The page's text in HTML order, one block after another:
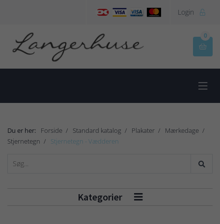
Login 

0

Du er her: Forside Standard katalog Plakater
Mærkedage
Stjernetegn
Stjernetegn - Vædderen
Kategorier 